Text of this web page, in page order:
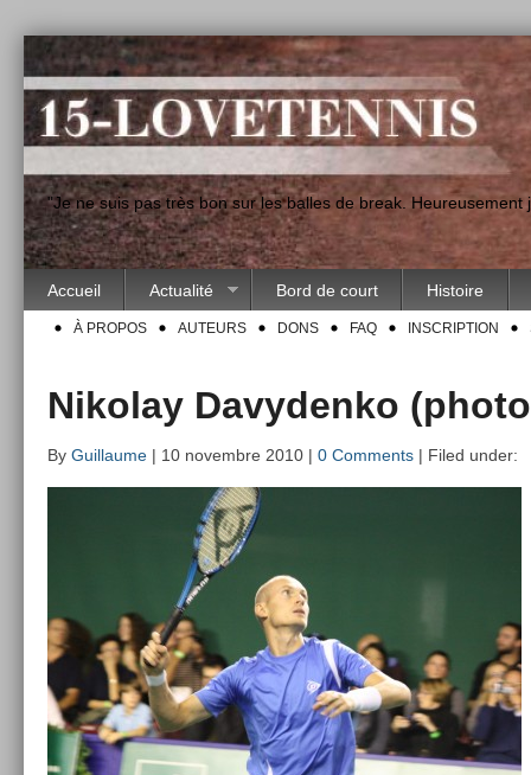
"Je ne suis pas très bon sur les balles de break.
Accueil Actualité Bord de court Histoire
À PROPOS AUTEURS DONS FAQ INSCRIPTION
Nikolay Davydenko
By Guillaume | 10 novembre 2010 | 0 Comments | Filed under: